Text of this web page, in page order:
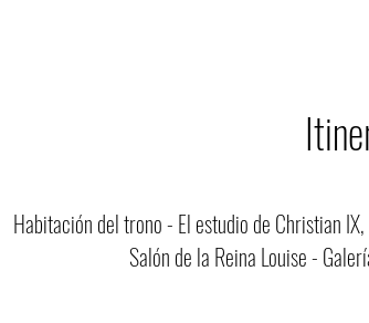
Habitación del trono - El estudio de Christian
Salón de la Reina Louise -